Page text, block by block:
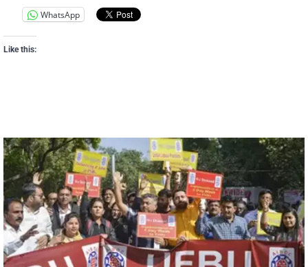
WhatsApp
Like this: